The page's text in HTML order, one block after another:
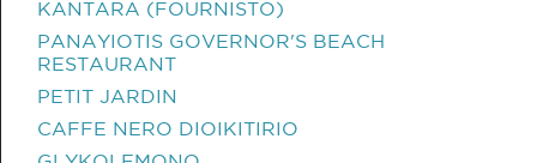
KANTARA (FOURNISTO)
PANAYIOTIS GOVERNOR'S BEACH
RESTAURANT
PETIT JARDIN
CAFFE NERO DIOIKITIRIO